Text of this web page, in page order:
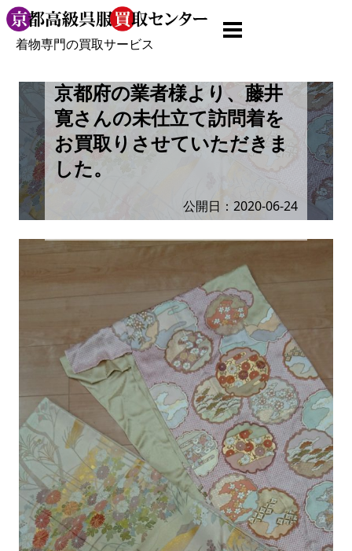
着物専門の買取サービス
京都府の業者様より、藤井
寛さんの未仕立て訪問着を
お買取りさせていただきま
した。
公開日：2020-06-24